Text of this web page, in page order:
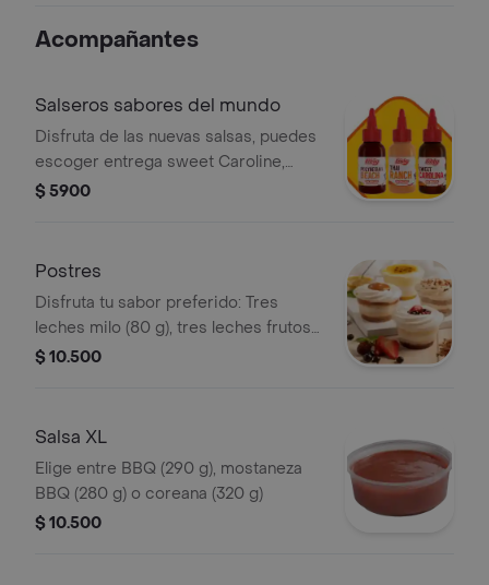
Acompañantes
Salseros sabores del mundo
Disfruta de las nuevas salsas, puedes
escoger entrega sweet Caroline,
Polynesian beach o Thai ranch
$ 5900
Postres
Disfruta tu sabor preferido: Tres
leches milo (80 g), tres leches frutos
rojos (90 g), combinado de maracuyá
$ 10.500
Salsa XL
Elige entre BBQ (290 g), mostaneza
BBQ (280 g) o coreana (320 g)
$ 10.500